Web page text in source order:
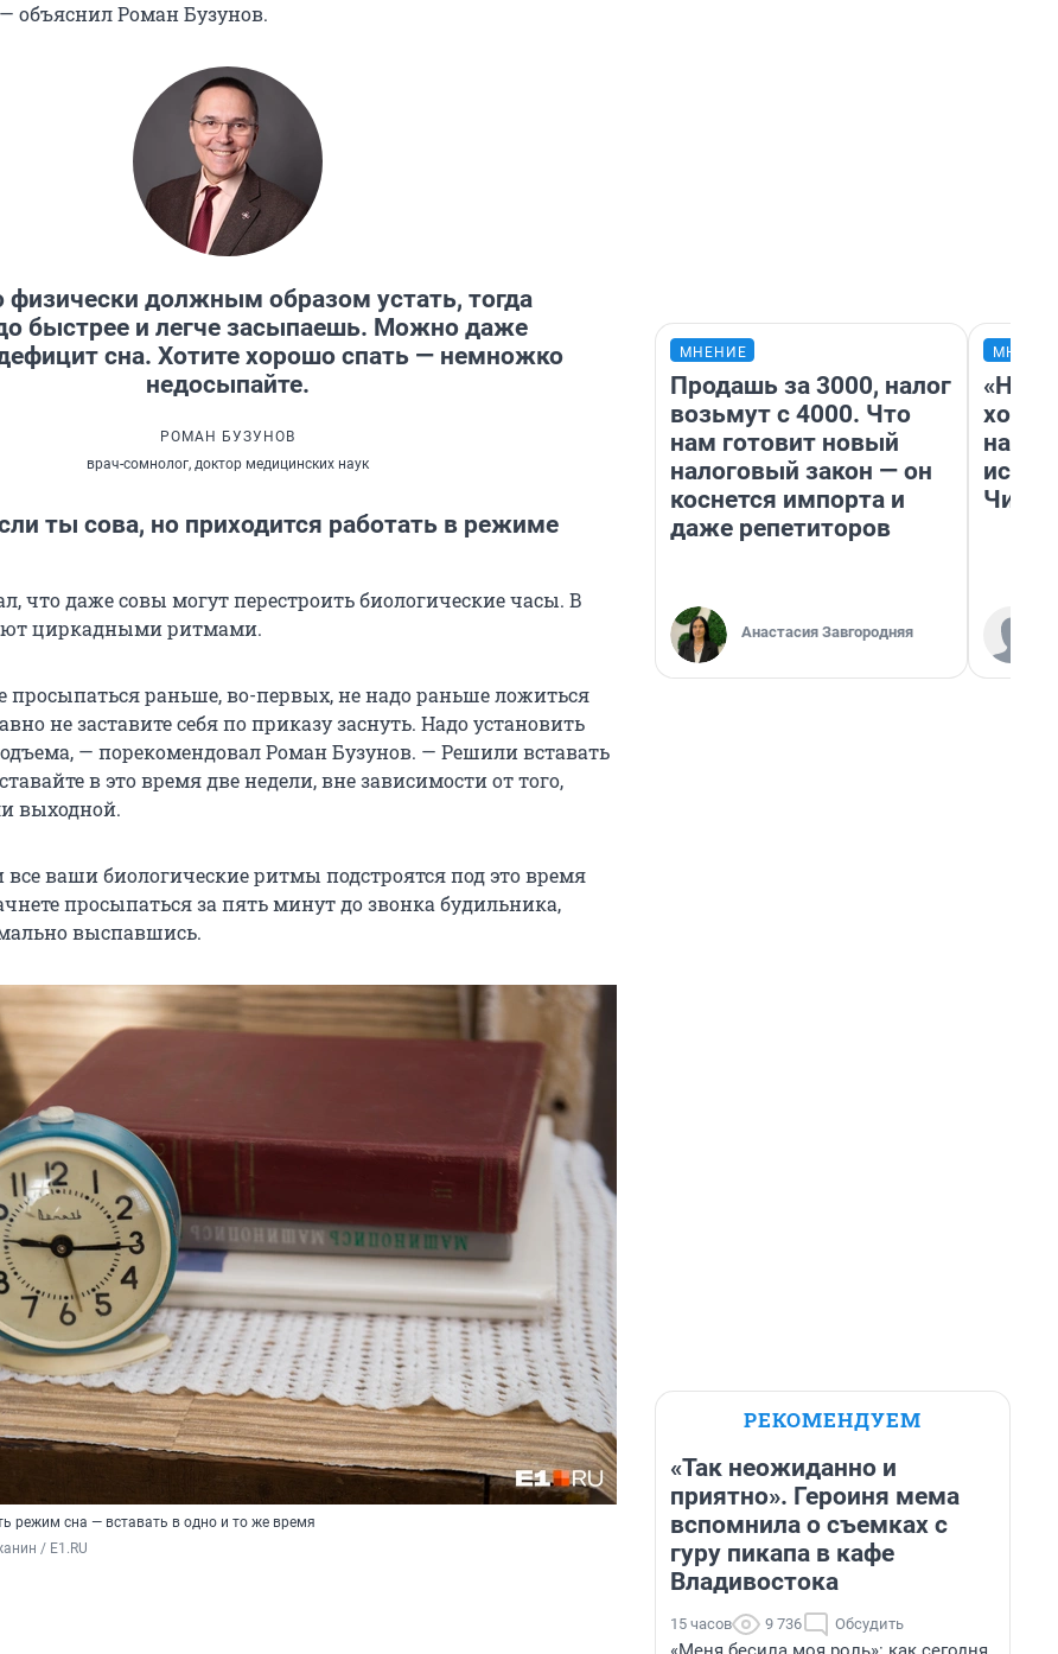
объяснил Роман Бузунов.
должным образом устать, тогда
быстрее и легче засыпаешь. Можно даже
сна. Хотите хорошо спать — немножко
недосыпайте.
РОМАН БУЗУНОВ
врач-сомнолог, доктор медицинских наук
ты сова, но приходится работать в режиме
что даже совы могут перестроить биологические часы. В
циркадными ритмами.
просыпаться раньше, во-первых, не надо раньше ложиться
не заставите себя по приказу заснуть. Надо установить
— порекомендовал Роман Бузунов. — Решили вставать
в это время две недели, вне зависимости от того,
выходной.
все ваши биологические ритмы подстроятся под это время
просыпаться за пять минут до звонка будильника,
выспавшись.
режим сна — вставать в одно и то же время
/ E1.RU
МНЕНИЕ
Продашь за 3000, налог
возьмут с 4000. Что
нам готовит новый
налоговый закон — он
коснется импорта и
даже репетиторов
Анастасия Завгородняя
Читы
РЕКОМЕНДУЕМ
«Так неожиданно и
приятно». Героиня мема
вспомнила о съемках с
гуру пикапа в кафе
Владивостока
15 часов 9 736 Обсудить